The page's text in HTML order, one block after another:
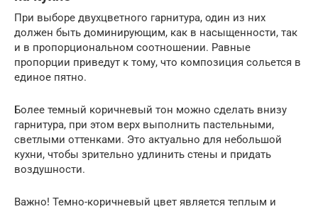
При выборе двухцветного гарнитура, один из них
должен быть доминирующим, как в насыщенности, так
и в пропорциональном соотношении. Равные
пропорции приведут к тому, что композиция сольется в
единое пятно.
Более темный коричневый тон можно сделать внизу
гарнитура, при этом верх выполнить пастельными,
светлыми оттенками. Это актуально для небольшой
кухни, чтобы зрительно удлинить стены и придать
воздушности.
Важно! Темно-коричневый цвет является теплым и